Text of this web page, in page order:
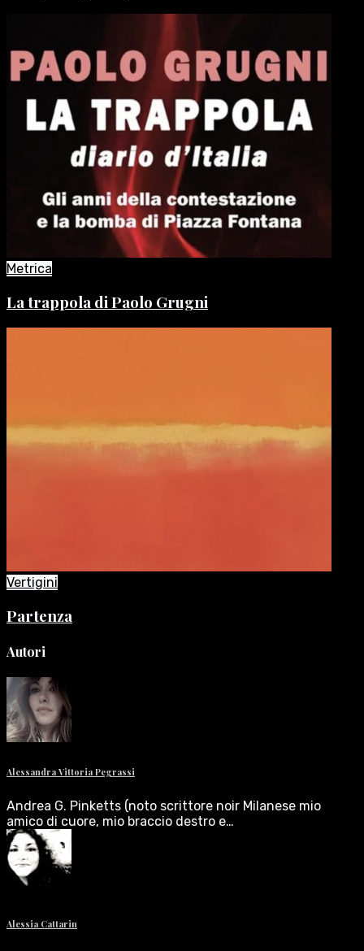
Metrica
La trappola di Paolo Grugni
Vertigini
Partenza
Autori
Alessandra Vittoria Pegrassi
Andrea G. Pinketts (noto scrittore noir Milanese mio
amico di cuore, mio braccio destro e…
Alessia Cattarin